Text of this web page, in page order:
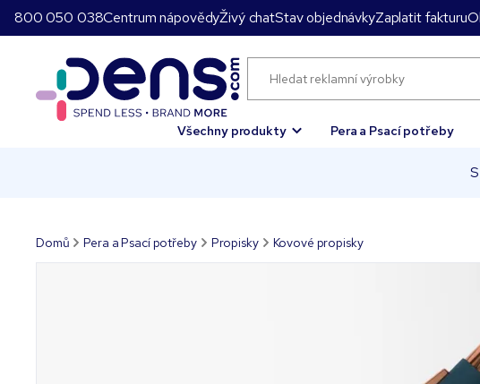
800 050 038Centrum nápovědyŽivý chatStav objednávkyZaplatit fakturu
Všechny produkty Pera a Psací potřeby
Domů Pera a Psací potřeby Propisky Kovové propisky